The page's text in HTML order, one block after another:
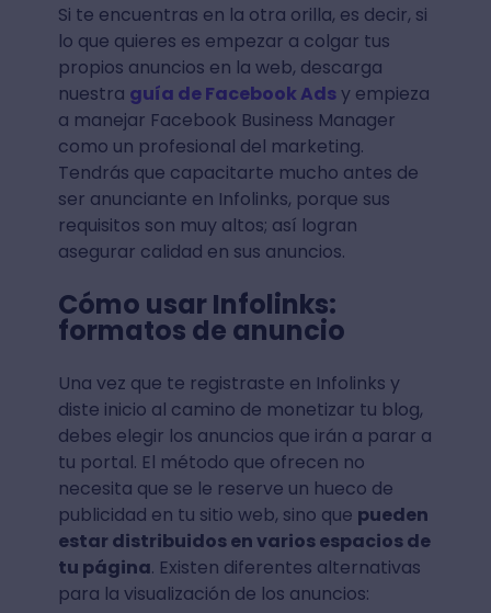
Si te encuentras en la otra orilla, es decir, si
lo que quieres es empezar a colgar tus
propios anuncios en la web, descarga
nuestra guía de Facebook Adsy empieza
a manejar Facebook Business Manager
como un profesional del marketing.
Tendrás que capacitarte mucho antes de
ser anunciante en Infolinks, porque sus
requisitos son muy altos; así logran
asegurar calidad en sus anuncios.
Cómo usar Infolinks:
formatos de anuncio
Una vez que te registraste en Infolinks y
diste inicio al camino de monetizar tu blog,
debes elegir los anuncios que irán a parar a
tu portal. El método que ofrecen no
necesita que se le reserve un hueco de
publicidad en tu sitio web, sino que pueden
estar distribuidos en varios espacios de
tu página. Existen diferentes alternativas
para la visualización de los anuncios: